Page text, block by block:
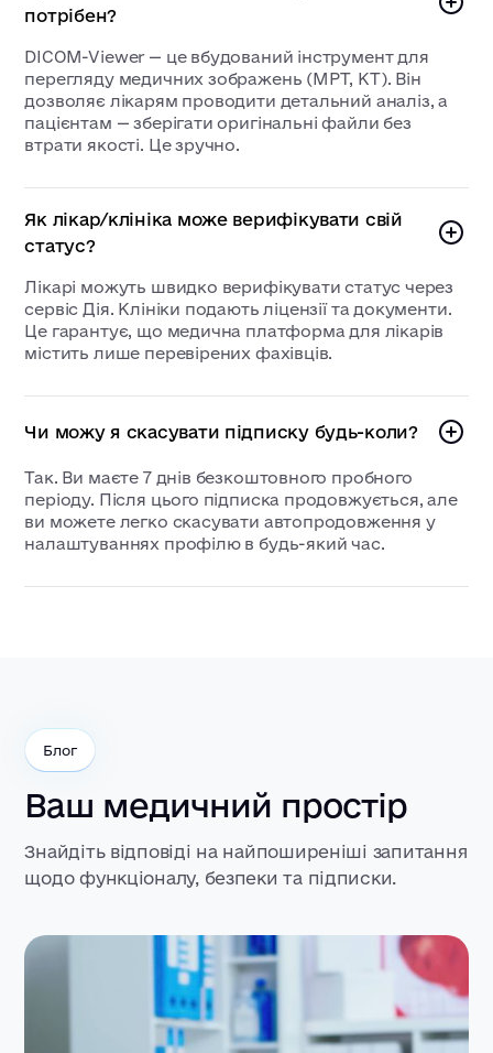
потрібен?
DICOM-Viewer — це вбудований інструмент для
перегляду медичних зображень (МРТ, КТ). Він
дозволяє лікарям проводити детальний аналіз, а
пацієнтам — зберігати оригінальні файли без
втрати якості. Це зручно.
Як лікар/клініка може верифікувати свій
статус?
Лікарі можуть швидко верифікувати статус через
сервіс Дія. Клініки подають ліцензії та документи.
Це гарантує, що медична платформа для лікарів
містить лише перевірених фахівців.
Чи можу я скасувати підписку будь-коли?
Так. Ви маєте 7 днів безкоштовного пробного
періоду. Після цього підписка продовжується, але
ви можете легко скасувати автопродовження у
налаштуваннях профілю в будь-який час.
Блог
Ваш медичний простір
Знайдіть відповіді на найпоширеніші запитання
щодо функціоналу, безпеки та підписки.